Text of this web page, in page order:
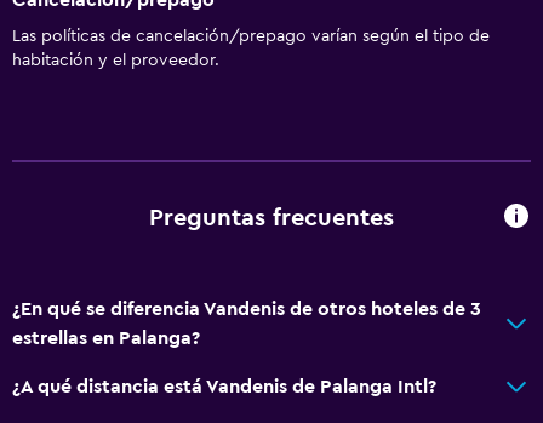
Las políticas de cancelación/prepago varían según el tipo de
habitación y el proveedor.
Preguntas frecuentes
¿En qué se diferencia Vandenis de otros hoteles de 3
estrellas en Palanga?
¿A qué distancia está Vandenis de Palanga Intl?